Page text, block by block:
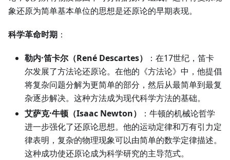
象还原为简单基本单位的思想是还原论的早期表现。
科学革命时期 ：
勒内·笛卡尔（René Descartes）
：在17世纪，笛卡
尔发展了方法论还原论。在他的《方法论》中，他提倡
将复杂问题分解为更简单的部分，然后从最简单到最复
杂逐步解决。这种方法成为现代科学方法的基础。
艾萨克·牛顿（Isaac Newton）
：牛顿的机械论哲学
进一步强化了还原论思想。他的运动定律和万有引力定
律表明，复杂的物理现象可以由简单的数学定律描述。
这种成功使还原论成为科学研究的主导范式。